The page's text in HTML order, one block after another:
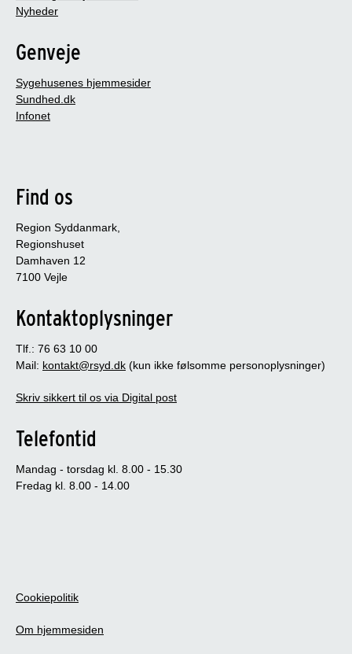
Nyheder
Genveje
Sygehusenes hjemmesider
Sundhed.dk
Infonet
Find os
Region Syddanmark,
Regionshuset
Damhaven 12
7100 Vejle
Kontaktoplysninger
Tlf.: 76 63 10 00
Mail: kontakt@rsyd.dk (kun ikke følsomme personoplysninger)
Skriv sikkert til os via Digital post
Telefontid
Mandag - torsdag kl. 8.00 - 15.30
Fredag kl. 8.00 - 14.00
Cookiepolitik
Om hjemmesiden